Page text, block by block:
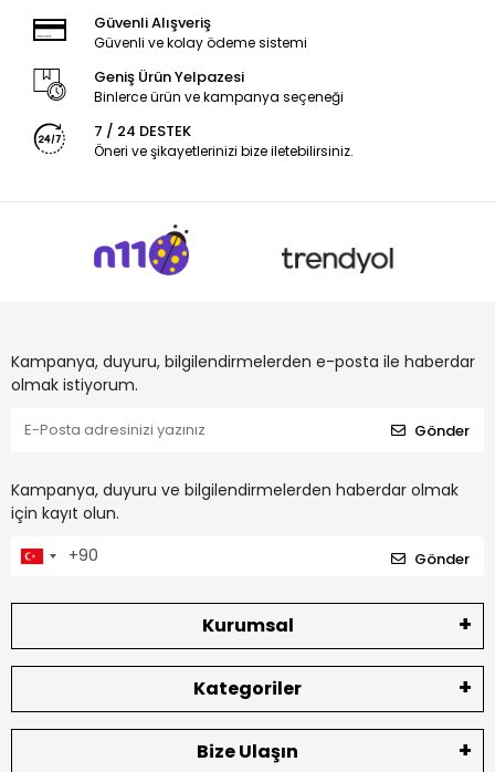
Güvenli Alışveriş
Güvenli ve kolay ödeme sistemi
Geniş Ürün Yelpazesi
Binlerce ürün ve kampanya seçeneği
7 / 24 DESTEK
Öneri ve şikayetlerinizi bize iletebilirsiniz.
Kampanya, duyuru, bilgilendirmelerden e-posta ile haberdar
olmak istiyorum.
Gönder
Kampanya, duyuru ve bilgilendirmelerden haberdar olmak
için kayıt olun.
Gönder
Kurumsal
Kategoriler
Bize Ulaşın